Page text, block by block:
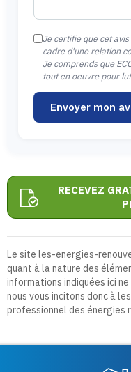
Je certifie que cet
cadre d'une relation
Je comprends que
tout en oeuvre pour
Envoyer mon
RECEVEZ
Le site les-energies-
quant à la nature des
informations indiquées ici
nous vous incitons donc à
professionnel des énergies